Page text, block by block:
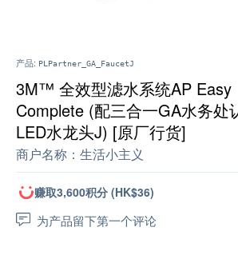
产品: PLPartner_GA_FaucetJ
3M™ 全效型滤水系统AP Easy
Complete (配三合一GA水务处
LED水龙头J) [原厂行货]
商户名称： 生活小主义
赚取3,600积分 (HK$36)
为产品留下第一个评论